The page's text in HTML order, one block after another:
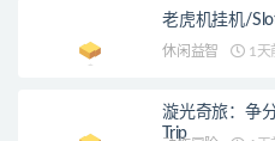
老虎机挂机/
休闲益智 1天
漩光奇旅：争
Trip